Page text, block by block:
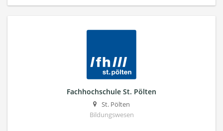
Fachhochschule St. Pölten
St. Pölten
Bildungswesen